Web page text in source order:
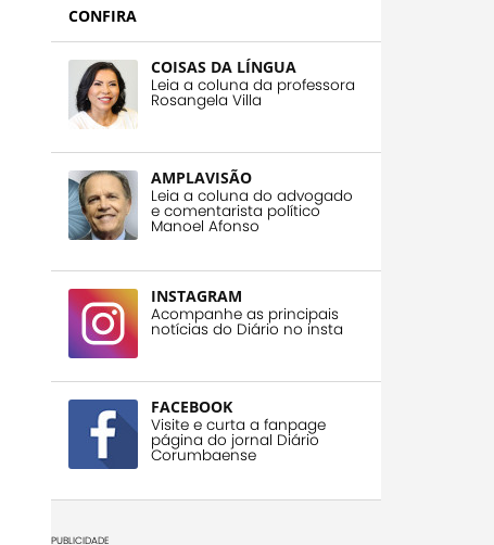
CONFIRA
COISAS DA LÍNGUA
Leia a coluna da professora
Rosangela Villa
AMPLAVISÃO
Leia a coluna do advogado
e comentarista político
Manoel Afonso
INSTAGRAM
Acompanhe as principais
notícias do Diário no insta
FACEBOOK
Visite e curta a fanpage
página do jornal Diário
Corumbaense
PUBLICIDADE